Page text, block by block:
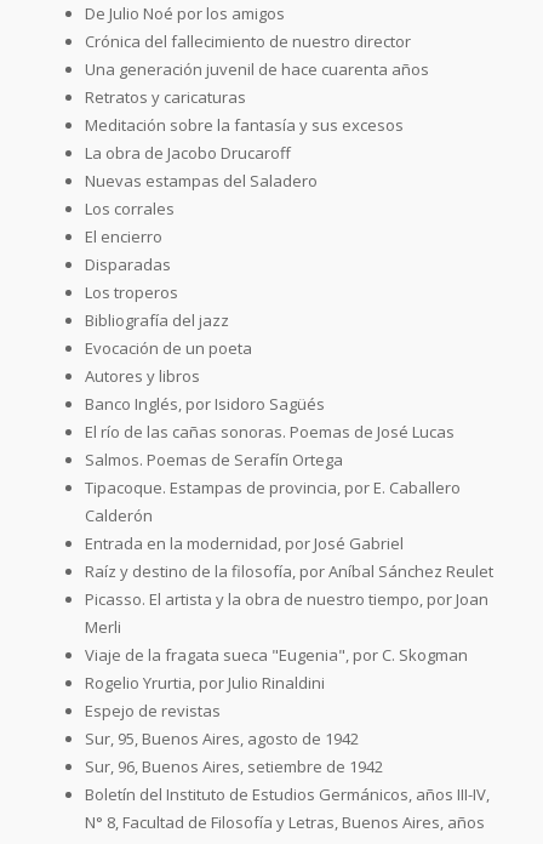
De Julio Noé por los amigos
Crónica del fallecimiento de nuestro director
Una generación juvenil de hace cuarenta años
Retratos y caricaturas
Meditación sobre la fantasía y sus excesos
La obra de Jacobo Drucaroff
Nuevas estampas del Saladero
Los corrales
El encierro
Disparadas
Los troperos
Bibliografía del jazz
Evocación de un poeta
Autores y libros
Banco Inglés, por Isidoro Sagüés
El río de las cañas sonoras. Poemas de José Lucas
Salmos. Poemas de Serafín Ortega
Tipacoque. Estampas de provincia, por E. Caballero
Calderón
Entrada en la modernidad, por José Gabriel
Raíz y destino de la filosofía, por Aníbal Sánchez Reulet
Picasso. El artista y la obra de nuestro tiempo, por Joan
Merli
Viaje de la fragata sueca "Eugenia", por C. Skogman
Rogelio Yrurtia, por Julio Rinaldini
Espejo de revistas
Sur, 95, Buenos Aires, agosto de 1942
Sur, 96, Buenos Aires, setiembre de 1942
Boletín del Instituto de Estudios Germánicos, años III-IV,
N° 8, Facultad de Filosofía y Letras, Buenos Aires, años